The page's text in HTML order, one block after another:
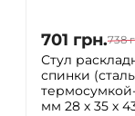
701 грн.738
Стул
спинки
мм 28 х 35 х